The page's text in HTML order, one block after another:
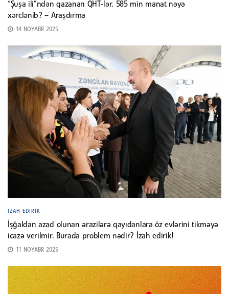
“Şuşa ili”ndən qazanan QHT-lər. 585 min manat nəyə
xərclənib? – Araşdırma
14 NOYABR 2025
İZAH EDIRIK
İşğaldan azad olunan ərazilərə qayıdanlara öz evlərini tikməyə
icazə verilmir. Burada problem nədir? İzah edirik!
11 NOYABR 2025